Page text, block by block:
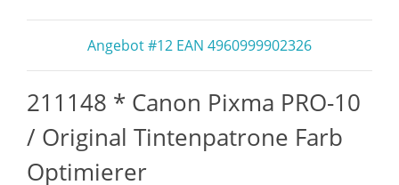
Angebot #12 EAN 4960999902326
211148 * Canon Pixma PRO-10
/ Original Tintenpatrone Farb
Optimierer